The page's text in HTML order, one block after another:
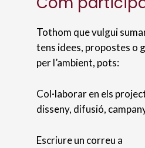
Tothom que vulgui
tens idees, propostes o
per l’ambient, pots:
Col·laborar en els
disseny, difusió,
Escriure un correu a